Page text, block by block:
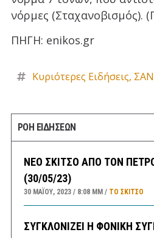
νόρμες (Σταχανοβισμός).
ΠΗΓΗ: enikos.gr
Κυριότερες Ειδήσεις,
ΡΟΗ ΕΙΔΗΣΕΩΝ
ΝΕΟ ΣΚΙΤΣΟ ΑΠΟ ΤΟΝ
(30/05/23)
30 ΜΑΪ́ΟΥ, 2023 8:08 ΜΜ ΤΟ ΣΚΊΤΣΟ
ΣΥΓΚΛΟΝΙΖΕΙ Η ΦΟΝΙΚΗ